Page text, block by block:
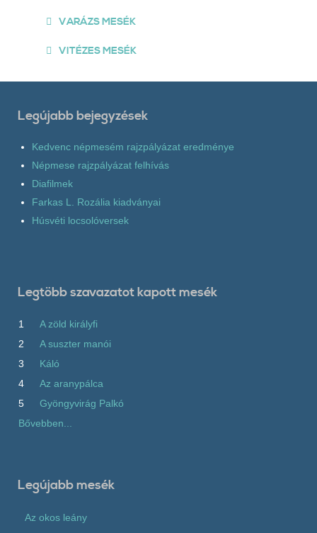
VARÁZS MESÉK
VITÉZES MESÉK
Legújabb bejegyzések
Kedvenc népmesém rajzpályázat eredménye
Népmese rajzpályázat felhívás
Diafilmek
Farkas L. Rozália kiadványai
Húsvéti locsolóversek
Legtöbb szavazatot kapott mesék
1
A zöld királyfi
2
A suszter manói
3
Káló
4
Az aranypálca
5
Gyöngyvirág Palkó
Bővebben...
Legújabb mesék
Az okos leány